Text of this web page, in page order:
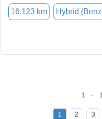
16.123 km Hybrid
1 -
1 2 3